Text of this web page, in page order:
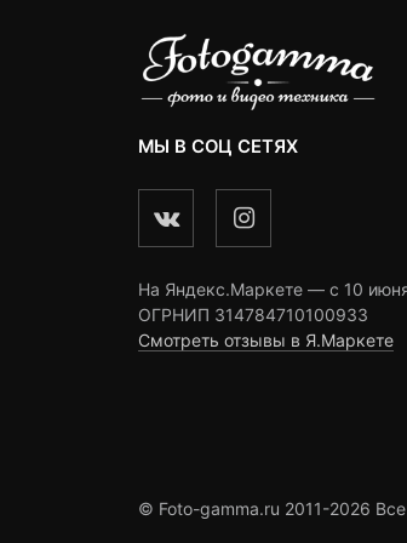
МЫ В СОЦ СЕТЯХ
На Яндекс.Маркете — c 10
ОГРНИП 314784710100933
Смотреть отзывы в Я.Маркете
© Foto-gamma.ru 2011-2026